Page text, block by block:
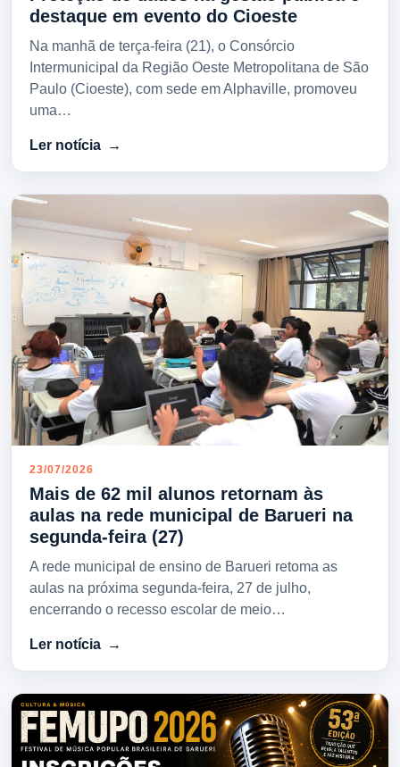
destaque em evento do Cioeste
Na manhã de terça-feira (21), o Consórcio
Intermunicipal da Região Oeste Metropolitana de São
Paulo (Cioeste), com sede em Alphaville, promoveu
uma…
Ler notícia
23/07/2026
Mais de 62 mil alunos retornam às
aulas na rede municipal de Barueri na
segunda-feira (27)
A rede municipal de ensino de Barueri retoma as
aulas na próxima segunda-feira, 27 de julho,
encerrando o recesso escolar de meio…
Ler notícia